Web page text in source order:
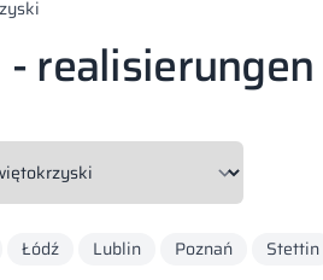
realisierungen
Łódź Lublin Poznań Stettin